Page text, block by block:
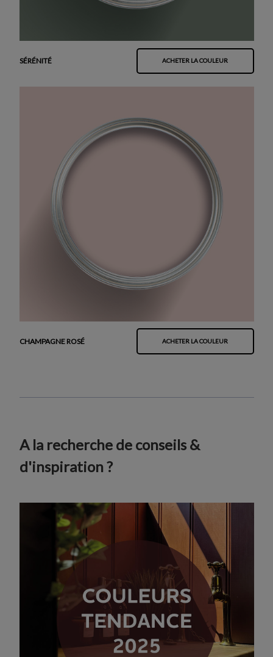
SÉRÉNITÉ ACHETER LA COULEUR
CHAMPAGNE ROSÉ ACHETER LA COULEUR
A la recherche de conseils &
d'inspiration ?